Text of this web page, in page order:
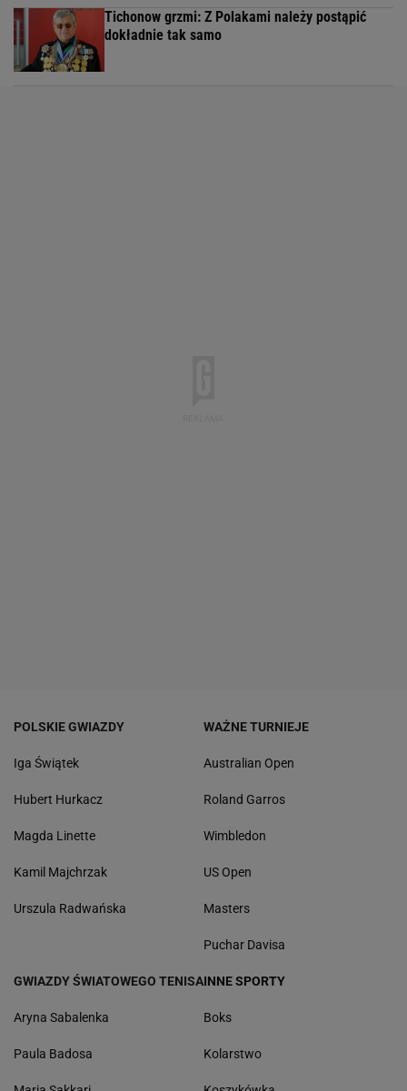
Tichonow grzmi: Z Polakami należy postąpić
dokładnie tak samo
POLSKIE GWIAZDY
Iga Świątek
Hubert Hurkacz
Magda Linette
Kamil Majchrzak
Urszula Radwańska
WAŻNE TURNIEJE
Australian Open
Roland Garros
Wimbledon
US Open
Masters
Puchar Davisa
GWIAZDY ŚWIATOWEGO TENISA
Aryna Sabalenka
Paula Badosa
INNE SPORTY
Boks
Kolarstwo